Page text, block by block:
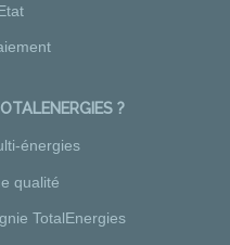
?
énergies
qualité
TotalEnergies